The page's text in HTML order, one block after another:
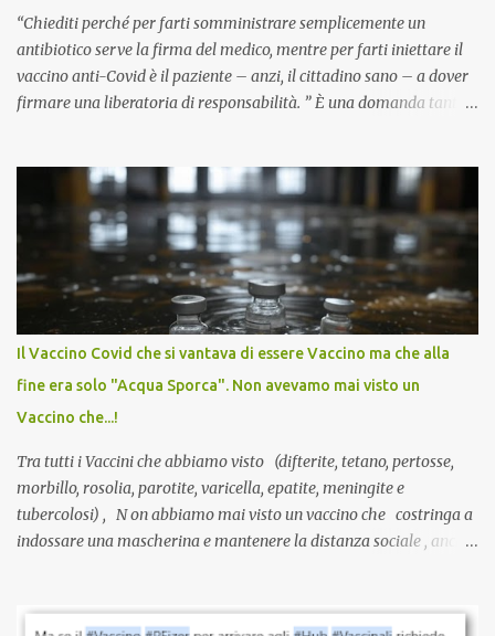
“Chiediti perché per farti somministrare semplicemente un
antibiotico serve la firma del medico, mentre per farti iniettare il
vaccino anti-Covid è il paziente – anzi, il cittadino sano – a dover
firmare una liberatoria di responsabilità. ” È una domanda tanto
pandemia. Un interrogativo che dovrebbe scuotere chiunque abbia
ancora il coraggio di pensare con la propria testa. Per il vaccino
anti-Covid, un pro-farmaco, con autorizzazione condizionata,
sviluppato in tempi record, con tecnologie mai utilizzate prima su
larga scala, ancora oggetto di studio e di discussione
internazionale serve solo una firma. La tua. Lo si somministra
anche a persone sane, giovani, senza fattori di rischio, spesso già
serve una prescrizione. Non c’è diagnosi. Non c’è presa in carico.
L’unico atto richiesto è una fi...
Il Vaccino Covid che si vantava di essere Vaccino ma che alla
fine era solo "Acqua Sporca". Non avevamo mai visto un
Vaccino che...!
Tra tutti i Vaccini che abbiamo visto (difterite, tetano, pertosse,
morbillo, rosolia, parotite, varicella, epatite, meningite e
tubercolosi) , N on abbiamo mai visto un vaccino che costringa a
indossare una mascherina e mantenere la distanza sociale , anche
vaccinazione. Non avevamo mai sentito parlare di ricompense,